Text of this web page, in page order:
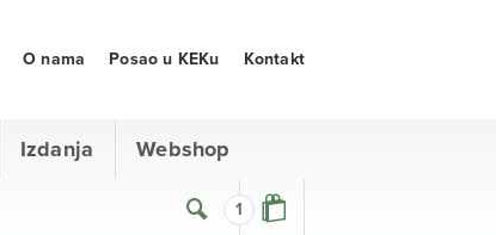
1
Izdanja Webshop
O nama Posao u KEKu Kontakt